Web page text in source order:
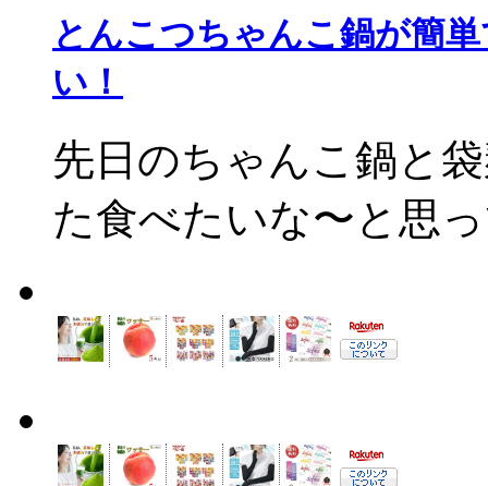
とんこつちゃんこ鍋が簡
い！
先日のちゃんこ鍋と
た食べたいな〜と思